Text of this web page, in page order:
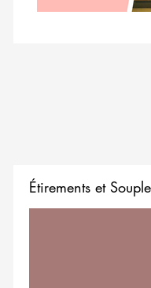
Étirements et